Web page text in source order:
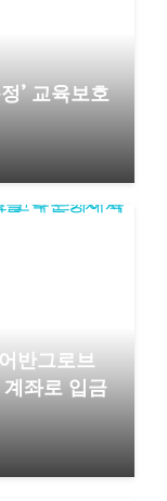
’ 교육보호
반그로브
좌로 입금